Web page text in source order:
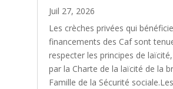
Juil 27, 2026
Les crèches privées qui
financements des Caf sont
respecter les principes de
par la Charte de la laïcité de la
Famille de la Sécurité